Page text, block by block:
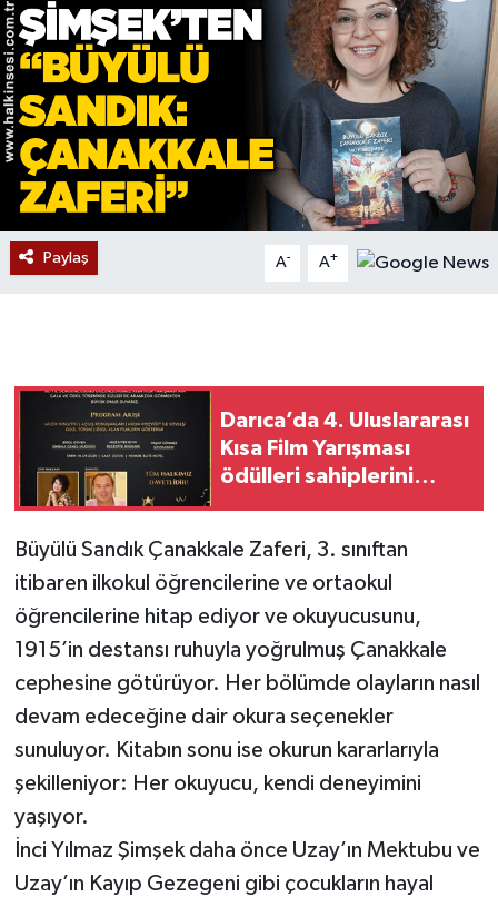
Paylaş A- A+
Darıca’da 4. Uluslararası
Kısa Film Yarışması
ödülleri sahiplerini
Büyülü Sandık Çanakkale Zaferi, 3. sınıftan
itibaren ilkokul öğrencilerine ve ortaokul
öğrencilerine hitap ediyor ve okuyucusunu,
1915’in destansı ruhuyla yoğrulmuş Çanakkale
cephesine götürüyor. Her bölümde olayların nasıl
devam edeceğine dair okura seçenekler
sunuluyor. Kitabın sonu ise okurun kararlarıyla
şekilleniyor: Her okuyucu, kendi deneyimini
yaşıyor.
İnci Yılmaz Şimşek daha önce Uzay’ın Mektubu ve
Uzay’ın Kayıp Gezegeni gibi çocukların hayal
DUNYA
Düzce
Eğitim
Ekonomi
Genel
İş ilanı
Kilimli
Kültür - Sanat
Politika
Resmi İlan
Röportaj
Sağlık
SİYASET